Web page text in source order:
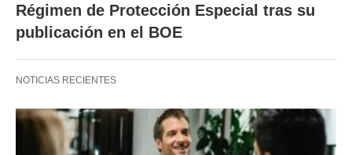
Régimen de Protección Especial tras su
publicación en el BOE
NOTICIAS RECIENTES